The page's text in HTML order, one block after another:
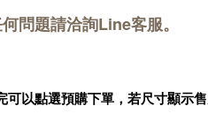
何問題請洽詢Line客服。
可以點選預購下單，若尺寸顯示